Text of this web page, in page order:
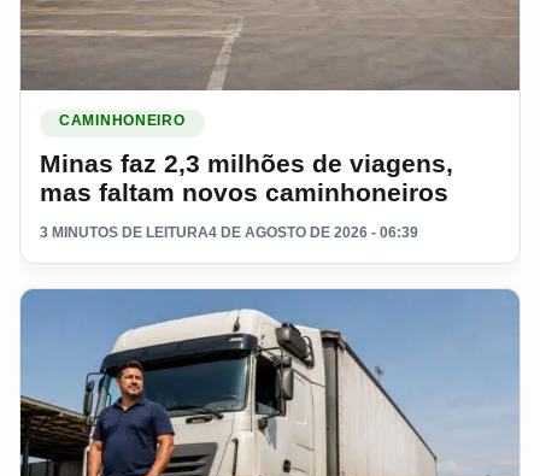
CAMINHONEIRO
Minas faz 2,3 milhões de viagens,
mas faltam novos caminhoneiros
3 MINUTOS DE LEITURA4 DE AGOSTO DE 2026 - 06:39